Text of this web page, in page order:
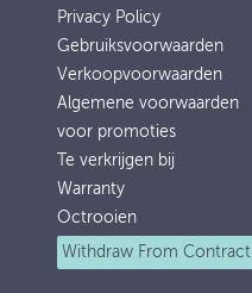
Privacy Policy
Gebruiksvoorwaarden
Verkoopvoorwaarden
Algemene voorwaarden
voor promoties
Te verkrijgen bij
Warranty
Octrooien
Withdraw From Contract